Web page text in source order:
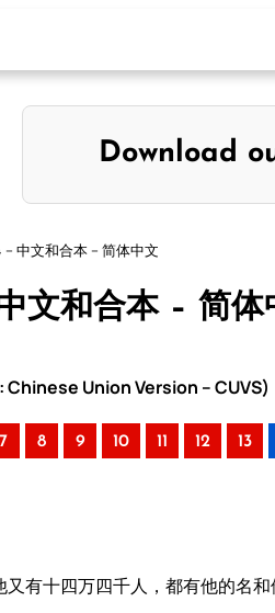
Download
– 中文和合本 – 简体中文
文和合本 – 简体
Union Version – CUVS)
7 8 9 10 11 12 13
有十四万四千人，都有他的名和